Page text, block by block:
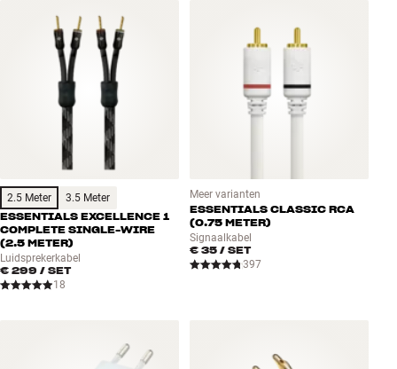
Accessoires
INSPIRATIE
MERKEN
NIEUW
AANBIEDINGEN
Winkels
Klantenservice
Inloggen
2.5 Meter 3.5 Meter
ESSENTIALS EXCELLENCE 1
COMPLETE SINGLE-WIRE
(2.5 METER)
Luidsprekerkabel
€ 299 / SET
18
Meer varianten
ESSENTIALS CLASSIC RCA
(0.75 METER)
Signaalkabel
€ 35 / SET
397